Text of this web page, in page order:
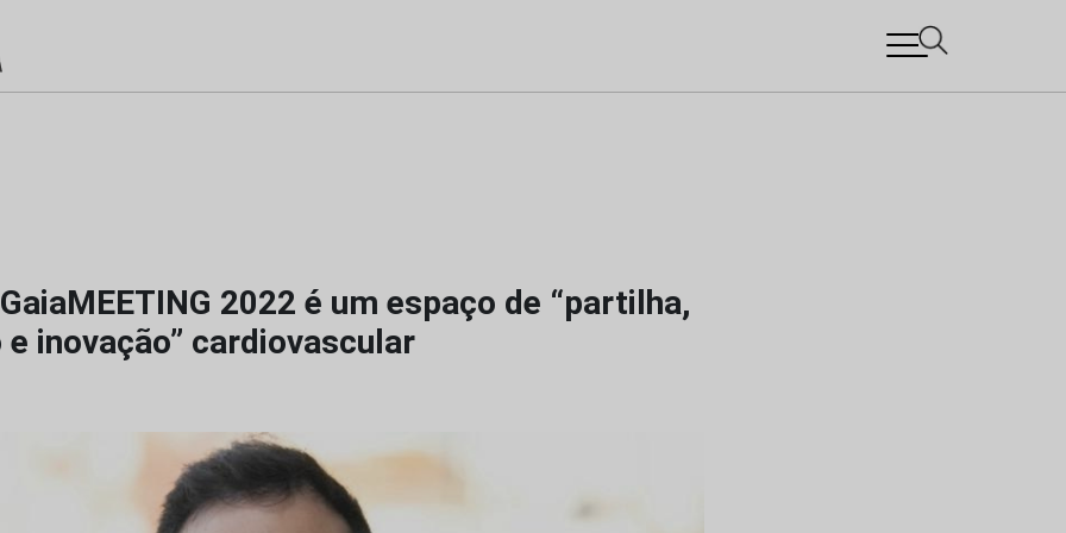
2022 é um espaço de “partilha,
inovação” cardiovascular